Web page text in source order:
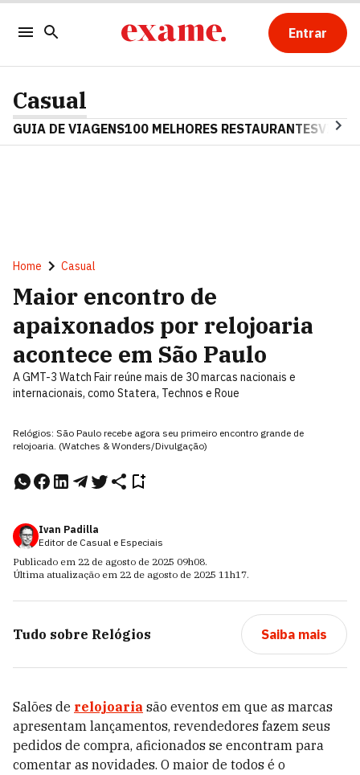
Entrar
Casual
GUIA DE VIAGENS100 MELHORES RESTAURANTES
Home Casual
Maior encontro de
apaixonados por relojoaria
acontece em São Paulo
A GMT-3 Watch Fair reúne mais de 30 marcas nacionais e
internacionais, como Statera, Technos e Roue
Relógios: São Paulo recebe agora seu primeiro encontro grande de
relojoaria. (Watches & Wonders/Divulgação)
Ivan Padilla
Editor de Casual e Especiais
Publicado em 22 de agosto de 2025 09h08.
Última atualização em 22 de agosto de 2025 11h17.
Tudo sobre Relógios Saiba mais
Salões de relojoaria são eventos em que as marcas
apresentam lançamentos, revendedores fazem seus
pedidos de compra, aficionados se encontram para
comentar as novidades. O maior de todos é o